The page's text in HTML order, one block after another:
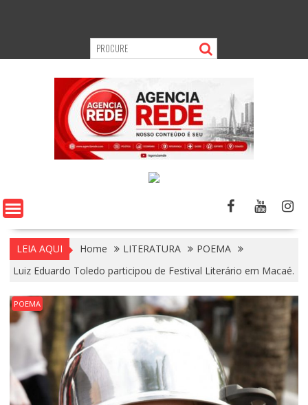
LEIA AQUI Home LITERATURA
POEMA
Luiz Eduardo Toledo participou de Festival Literário em Macaé.
POEMA